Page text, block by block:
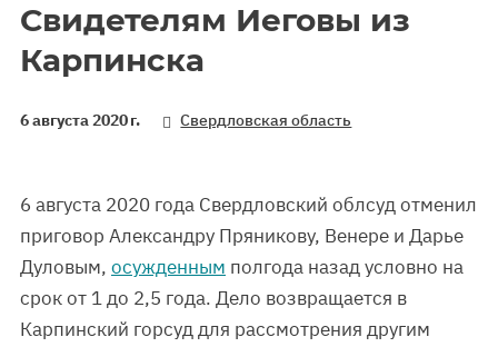
Свидетелям Иеговы из
Карпинска
6 августа 2020 г. Свердловская область
6 августа 2020 года Свердловский облсуд отменил
приговор Александру Пряникову, Венере и Дарье
Дуловым, осужденным полгода назад условно на
срок от 1 до 2,5 года. Дело возвращается в
Карпинский горсуд для рассмотрения другим